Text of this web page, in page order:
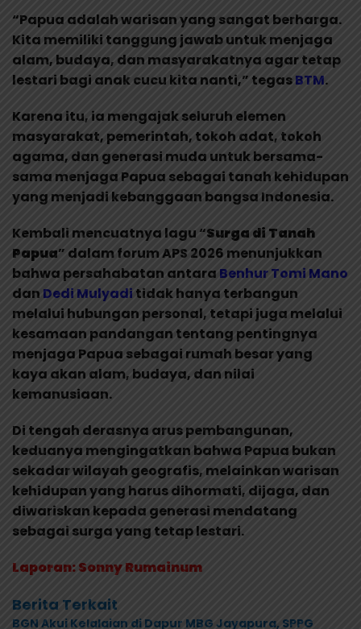
“Papua adalah warisan yang sangat berharga.
Kita memiliki tanggung jawab untuk menjaga
alam, budaya, dan masyarakatnya agar tetap
lestari bagi anak cucu kita nanti,” tegasBTM.
Karena itu, ia mengajak seluruh elemen
masyarakat, pemerintah, tokoh adat, tokoh
agama, dan generasi muda untuk bersama-
sama menjaga Papua sebagai tanah kehidupan
yang menjadi kebanggaan bangsa Indonesia.
Kembali mencuatnya lagu “Surga di Tanah
Papua” dalam forum APS 2026 menunjukkan
bahwa persahabatan antara Benhur Tomi Mano
dan Dedi Mulyadi tidak hanya terbangun
melalui hubungan personal, tetapi juga melalui
kesamaan pandangan tentang pentingnya
menjaga Papua sebagai rumah besar yang
kaya akan alam, budaya, dan nilai
kemanusiaan.
Di tengah derasnya arus pembangunan,
keduanya mengingatkan bahwa Papua bukan
sekadar wilayah geografis, melainkan warisan
kehidupan yang harus dihormati, dijaga, dan
diwariskan kepada generasi mendatang
sebagai surga yang tetap lestari.
Laporan: Sonny Rumainum
Berita Terkait
BGN Akui Kelalaian di Dapur MBG Jayapura, SPPG